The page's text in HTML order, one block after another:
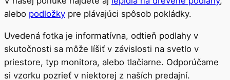
kvality, ktorá sa prejaví nielen v krásnom vzhľade
vášho domova, ale aj v dlhej životnosti podlahy.
V našej ponuke nájdete aj lepidlá na drevené podlahy
alebopodložky pre plávajúci spôsob pokládky.
Uvedená fotka je informatívna, odtieň podlahy v